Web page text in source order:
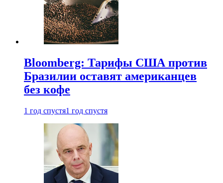
Bloomberg: Тарифы США против
Бразилии оставят американцев
без кофе
1 год спустя1 год спустя